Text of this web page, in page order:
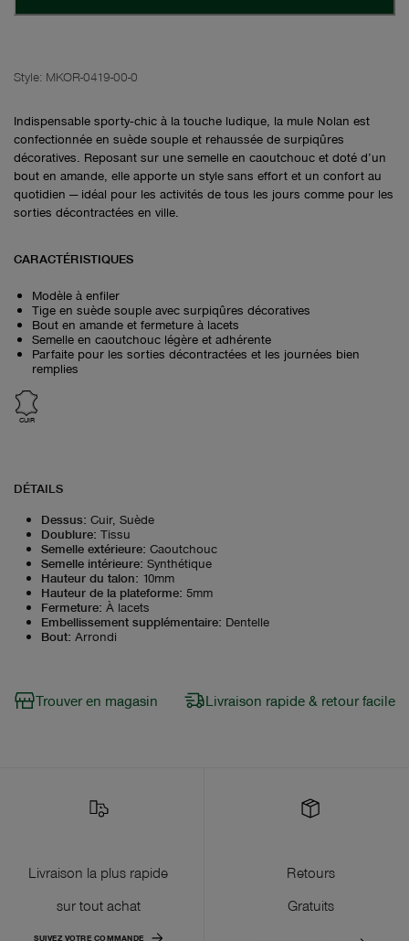
Style: MKOR-0419-00-0
Indispensable sporty‑chic à la touche ludique, la mule Nolan est
confectionnée en suède souple et rehaussée de surpiqûres
décoratives. Reposant sur une semelle en caoutchouc et doté d’un
bout en amande, elle apporte un style sans effort et un confort au
quotidien — idéal pour les activités de tous les jours comme pour les
sorties décontractées en ville.
CARACTÉRISTIQUES
Modèle à enfiler
Tige en suède souple avec surpiqûres décoratives
Bout en amande et fermeture à lacets
Semelle en caoutchouc légère et adhérente
Parfaite pour les sorties décontractées et les journées bien
remplies
CUIR
DÉTAILS
Dessus: Cuir, Suède
Doublure: Tissu
Semelle extérieure: Caoutchouc
Semelle intérieure: Synthétique
Hauteur du talon: 10mm
Hauteur de la plateforme: 5mm
Fermeture: À lacets
Embellissement supplémentaire: Dentelle
Bout: Arrondi
Trouver en magasin Livraison rapide & retour facile
Livraison la plus rapide
sur tout achat
SUIVEZ VOTRE COMMANDE
Retours
Gratuits